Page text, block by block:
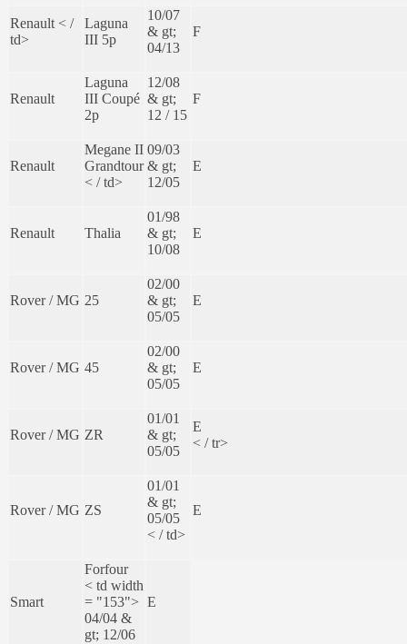
Renault < /
td>
Laguna
III 5p
10/07
& gt;
04/13
F
Renault
Laguna
III Coupé
2p
12/08
& gt;
12 / 15
F
Renault
Megane II
Grandtour
< / td>
09/03
& gt;
12/05
E
Renault Thalia
01/98
& gt;
10/08
E
Rover / MG 25
02/00
& gt;
05/05
E
Rover / MG 45
02/00
& gt;
05/05
E
Rover / MG ZR
01/01
& gt;
05/05
E
< / tr>
Rover / MG ZS
01/01
& gt;
05/05
< / td>
E
Smart
Forfour
< td width
= "153">
04/04 &
gt; 12/06
E